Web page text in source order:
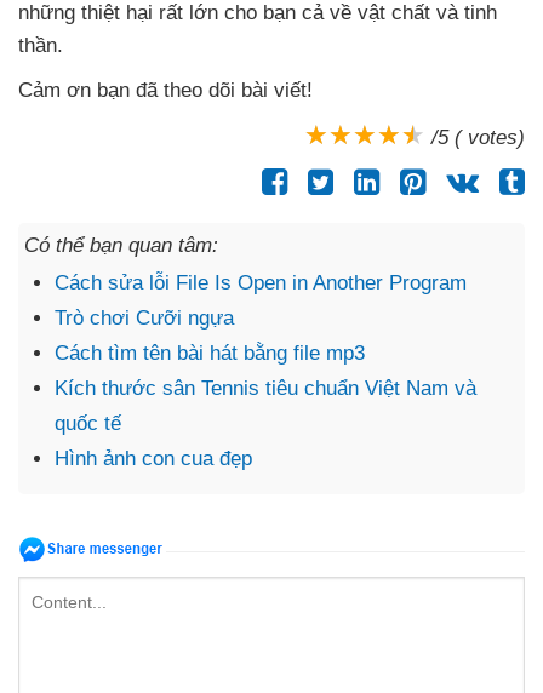
những thiệt hại rất lớn cho bạn cả về vật chất và tinh
thần.
Cảm ơn bạn đã theo dõi bài viết!
/5 ( votes)
Có thể bạn quan tâm:
Cách sửa lỗi File Is Open in Another Program
Trò chơi Cưỡi ngựa
Cách tìm tên bài hát bằng file mp3
Kích thước sân Tennis tiêu chuẩn Việt Nam và
quốc tế
Hình ảnh con cua đẹp